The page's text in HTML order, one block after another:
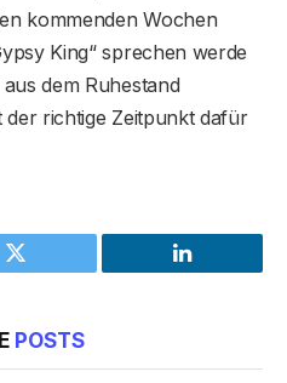
kommenden Wochen
King“ sprechen werde
dem Ruhestand
richtige Zeitpunkt dafür
Twitter LinkedIn
POSTS